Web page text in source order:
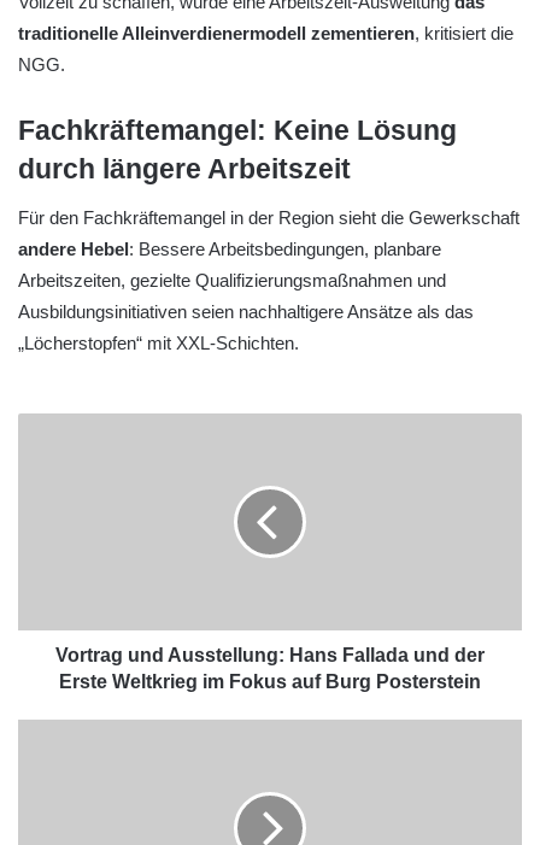
traditionelle Alleinverdienermodell zementieren, kritisiert die
NGG.
Fachkräftemangel: Keine Lösung
durch längere Arbeitszeit
Für den Fachkräftemangel in der Region sieht die Gewerkschaft
andere Hebel: Bessere Arbeitsbedingungen, planbare
Arbeitszeiten, gezielte Qualifizierungsmaßnahmen und
Ausbildungsinitiativen seien nachhaltigere Ansätze als das
„Löcherstopfen“ mit XXL-Schichten.
Vortrag und Ausstellung: Hans Fallada und der
Erste Weltkrieg im Fokus auf Burg Posterstein